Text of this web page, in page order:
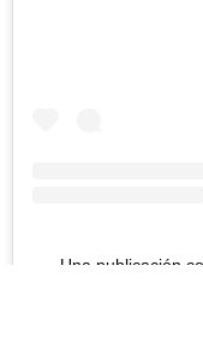
Una publicación